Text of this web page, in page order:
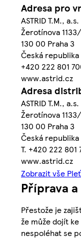
Adresa pro
ASTRID T.M., a.s.
Žerotínova
130 00 Praha 3
Česká republika
+420 222 801
www.astrid.cz
Adresa
ASTRID T.M., a.s.
Žerotínova
130 00 Praha 3
Česká republika
T. +420 222 801
www.astrid.cz
Zobrazit vše
Příprava
Přestože je
že může dojít
nespoléhat se